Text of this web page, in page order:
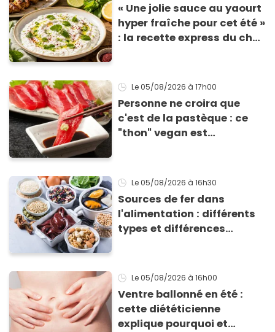
« Une jolie sauce au yaourt
hyper fraîche pour cet été »
: la recette express du chef
grillades
Le 05/08/2026 à 17h00
Personne ne croira que
c'est de la pastèque : ce
"thon" vegan est
Le 05/08/2026 à 16h30
Sources de fer dans
l'alimentation : différents
types et différences
Le 05/08/2026 à 16h00
Ventre ballonné en été :
cette diététicienne
explique pourquoi et